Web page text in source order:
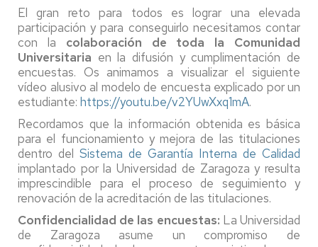
El gran reto para todos es lograr una elevada
participación y para conseguirlo necesitamos contar
con la colaboración de toda la Comunidad
Universitaria en la difusión y cumplimentación de
encuestas. Os animamos a visualizar el siguiente
vídeo alusivo al modelo de encuesta explicado por un
estudiante: https://youtu.be/v2YUwXxq1mA.
Recordamos que la información obtenida es básica
para el funcionamiento y mejora de las titulaciones
dentro del Sistema de Garantía Interna de Calidad
implantado por la Universidad de Zaragoza y resulta
imprescindible para el proceso de seguimiento y
renovación de la acreditación de las titulaciones.
Confidencialidad de las encuestas: La Universidad
de Zaragoza asume un compromiso de